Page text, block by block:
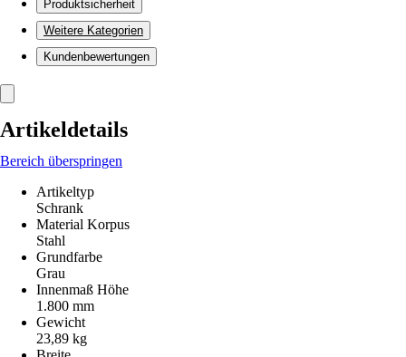
Produktsicherheit
Weitere Kategorien
Kundenbewertungen
Artikeldetails
Bereich überspringen
Artikeltyp
Schrank
Material Korpus
Stahl
Grundfarbe
Grau
Innenmaß Höhe
1.800 mm
Gewicht
23,89 kg